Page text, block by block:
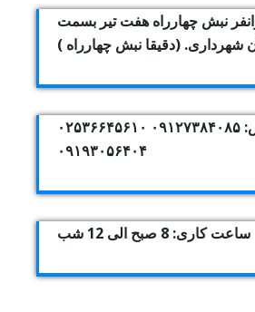
نبش چهارراه هفت تیر بسمت
شهرداری. (دقیقا نبش چهارراه )
تلفن تماس: ۰۹۱۲۷۳۸۴۰۸۵ ۰۲۵۳۶۶۴۵۶۱۰
۰۹۱۹۳۰۵۶۴۰۴
ساعت کاری: 8 صبح الی 12 شب